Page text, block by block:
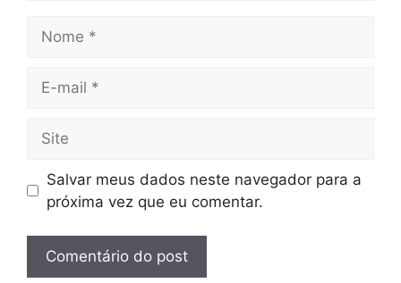
mail
Salvar meus dados neste navegador para a
próxima vez que eu comentar.